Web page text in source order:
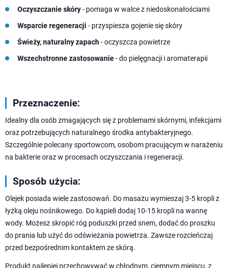
Oczyszczanie skóry- pomaga w walce z niedoskonałościami
Wsparcie regeneracji - przyspiesza gojenie się skóry
Świeży, naturalny zapach- oczyszcza powietrze
Wszechstronne zastosowanie- do pielęgnacji i aromaterapii
Przeznaczenie:
Idealny dla osób zmagających się z problemami skórnymi, infekcjami
oraz potrzebujących naturalnego środka antybakteryjnego.
Szczególnie polecany sportowcom, osobom pracującym w narażeniu
na bakterie oraz w procesach oczyszczania i regeneracji.
Sposób użycia:
Olejek posiada wiele zastosowań. Do masażu wymieszaj 3-5 kropli z
łyżką oleju nośnikowego. Do kąpieli dodaj 10-15 kropli na wannę
wody. Możesz skropić róg poduszki przed snem, dodać do proszku
do prania lub użyć do odświeżania powietrza. Zawsze rozcieńczaj
przed bezpośrednim kontaktem ze skórą.
Produkt najlepiej przechowywać w chłodnym, ciemnym miejscu, z